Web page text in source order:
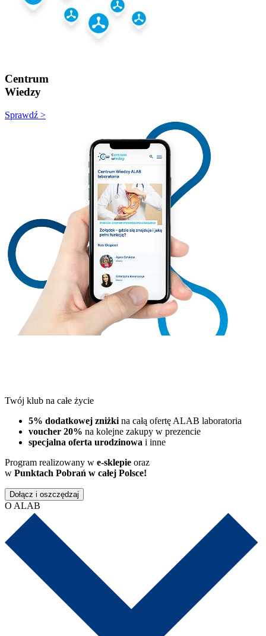
Centrum
Wiedzy
Sprawdź >
Twój klub na całe życie
5% dodatkowej zniżki na całą ofertę ALAB laboratoria
voucher 20% na kolejne zakupy w prezencie
specjalna oferta urodzinowa i inne
Program realizowany w e-sklepie oraz
w Punktach Pobrań w całej Polsce!
Dołącz i oszczędzaj
O ALAB